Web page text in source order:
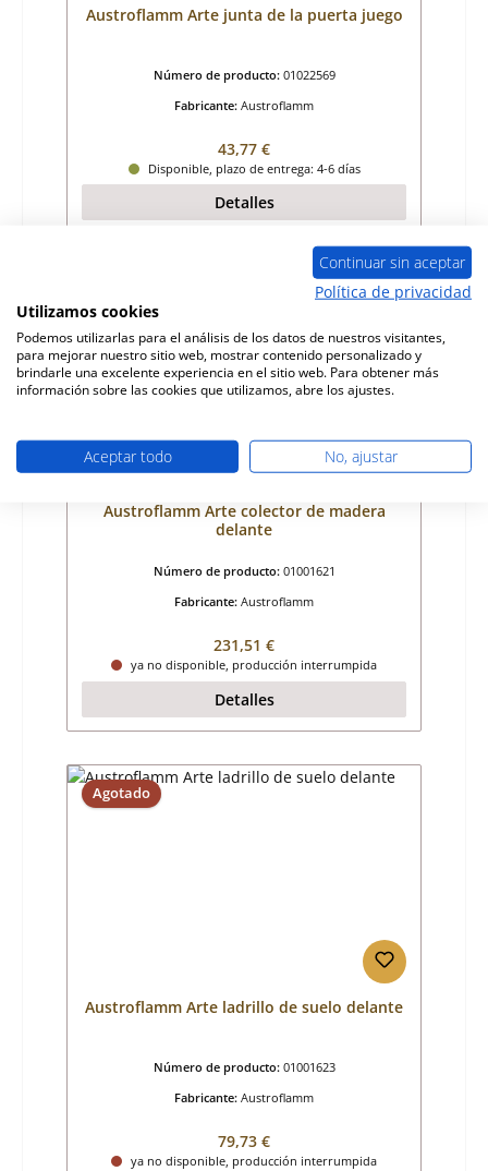
Austroflamm Arte junta de la puerta juego
Número de producto: 01022569
Fabricante: Austroflamm
Precio normal:
43,77 €
Disponible, plazo de entrega: 4-6 días
Detalles
Austroflamm Arte colector de madera
delante
Número de producto: 01001621
Fabricante: Austroflamm
Precio normal:
231,51 €
ya no disponible, producción interrumpida
Detalles
Agotado
Austroflamm Arte ladrillo de suelo delante
Número de producto: 01001623
Fabricante: Austroflamm
Precio normal:
79,73 €
ya no disponible, producción interrumpida
Continuar sin aceptar
Política de privacidad
Utilizamos cookies
Podemos utilizarlas para el análisis de los datos de nuestros visitantes,
para mejorar nuestro sitio web, mostrar contenido personalizado y
brindarle una excelente experiencia en el sitio web. Para obtener más
información sobre las cookies que utilizamos, abre los ajustes.
Aceptar todo No, ajustar